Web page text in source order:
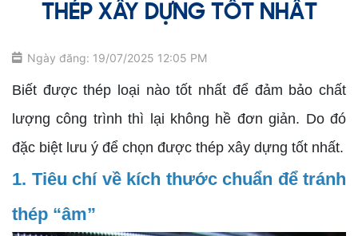
THÉP XÂY DỰNG TỐT NHẤT
Ngày đăng: 19/07/2025 12:05 PM
Biết được thép loại nào tốt nhất để đảm bảo chất
lượng công trình thì lại không hề đơn giản. Do đó
đặc biệt lưu ý để chọn được thép xây dựng tốt nhất.
1. Tiêu chí về kích thước chuẩn để tránh
thép “âm”